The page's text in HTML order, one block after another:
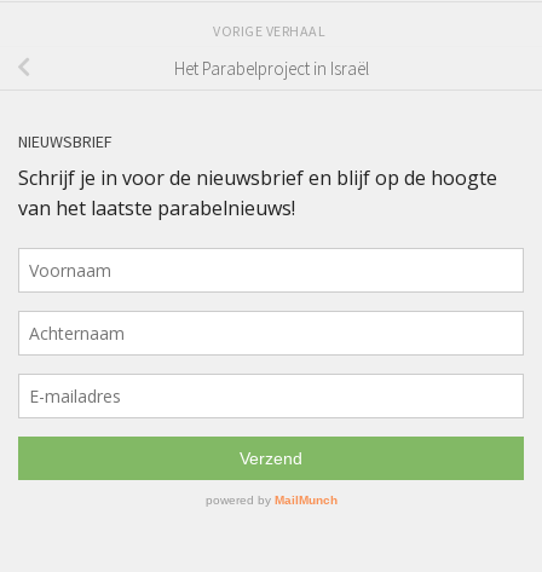
VORIGE VERHAAL
Het Parabelproject in Israël
NIEUWSBRIEF